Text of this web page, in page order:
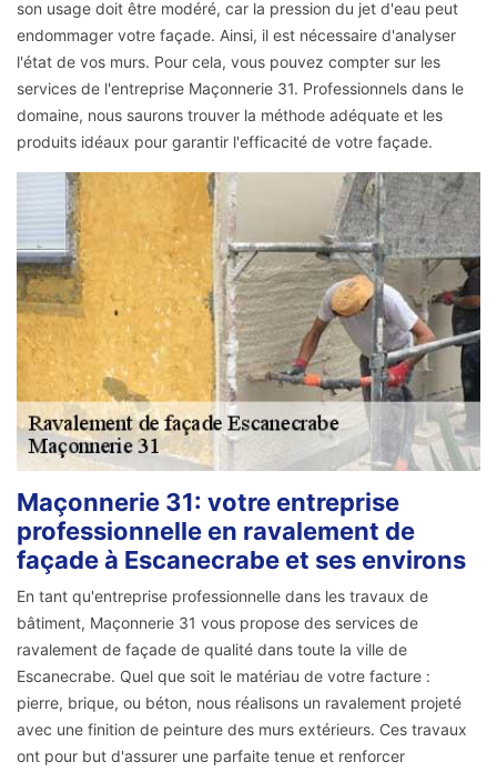
son usage doit être modéré, car la pression du jet d'eau peut
endommager votre façade. Ainsi, il est nécessaire d'analyser
l'état de vos murs. Pour cela, vous pouvez compter sur les
services de l'entreprise Maçonnerie 31. Professionnels dans le
domaine, nous saurons trouver la méthode adéquate et les
produits idéaux pour garantir l'efficacité de votre façade.
Maçonnerie 31: votre entreprise
professionnelle en ravalement de
façade à Escanecrabe et ses environs
En tant qu'entreprise professionnelle dans les travaux de
bâtiment, Maçonnerie 31 vous propose des services de
ravalement de façade de qualité dans toute la ville de
Escanecrabe. Quel que soit le matériau de votre facture :
pierre, brique, ou béton, nous réalisons un ravalement projeté
avec une finition de peinture des murs extérieurs. Ces travaux
ont pour but d'assurer une parfaite tenue et renforcer